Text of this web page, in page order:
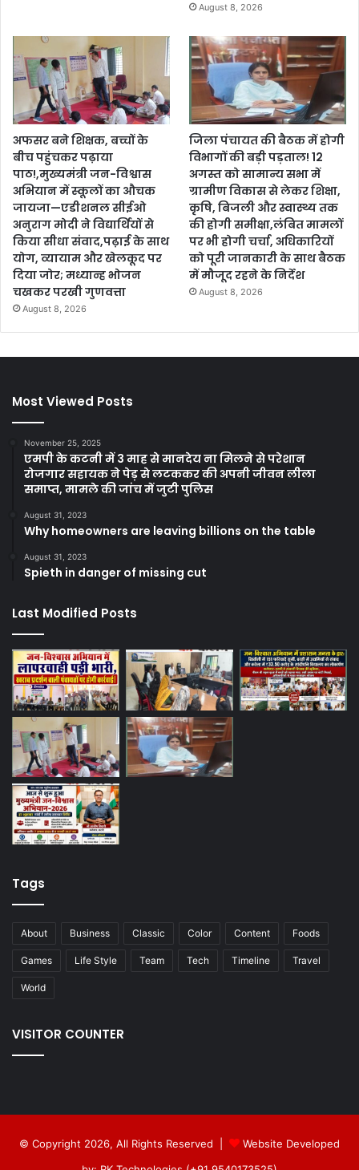
August 8, 2026
अफसर बने शिक्षक, बच्चों के
बीच पहुंचकर पढ़ाया
पाठ!,मुख्यमंत्री जन-विश्वास
अभियान में स्कूलों का औचक
जायजा—एडीशनल सीईओ
अनुराग मोदी ने विद्यार्थियों से
किया सीधा संवाद,पढ़ाई के साथ
योग, व्यायाम और खेलकूद पर
दिया जोर; मध्यान्ह भोजन
चखकर परखी गुणवत्ता
August 8, 2026
जिला पंचायत की बैठक में होगी
विभागों की बड़ी पड़ताल! 12
अगस्त को सामान्य सभा में
ग्रामीण विकास से लेकर शिक्षा,
कृषि, बिजली और स्वास्थ्य तक
की होगी समीक्षा,लंबित मामलों
पर भी होगी चर्चा, अधिकारियों
को पूरी जानकारी के साथ बैठक
में मौजूद रहने के निर्देश
August 8, 2026
Most Viewed Posts
November 25, 2025
एमपी के कटनी में 3 माह से मानदेय ना मिलने से परेशान
रोजगार सहायक ने पेड़ से लटककर की अपनी जीवन लीला
समाप्त, मामले की जांच में जुटी पुलिस
August 31, 2023
Why homeowners are leaving billions on the table
August 31, 2023
Spieth in danger of missing cut
Last Modified Posts
Tags
About Business Classic Color Content Foods
Games Life Style Team Tech Timeline Travel
World
VISITOR COUNTER
© Copyright 2026, All Rights Reserved |
Website Developed